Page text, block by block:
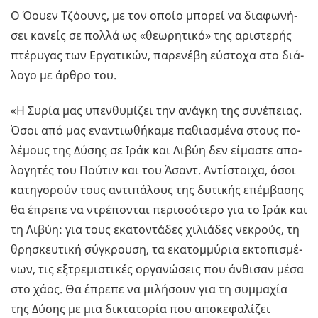
Ο Όουεν Τζό­ουνς, με τον οποίο μπο­ρεί να δια­φω­νή­
σει κα­νείς σε πολλά ως «θε­ω­ρη­τι­κό» της αρι­στε­ρής
πτέ­ρυ­γας των Ερ­γα­τι­κών, πα­ρε­νέ­βη εύ­στο­χα στο διά­
λο­γο με άρθρο του.
«Η Συρία μας υπεν­θυ­μί­ζει την ανά­γκη της συ­νέ­πειας.
Όσοι από μας ενα­ντιω­θή­κα­με πα­θια­σμέ­να στους πο­
λέ­μους της Δύσης σε Ιράκ και Λιβύη δεν εί­μα­στε απο­
λο­γη­τές του Πού­τιν και του Άσαντ. Αντί­στοι­χα, όσοι
κα­τη­γο­ρούν τους αντι­πά­λους της δυ­τι­κής επέμ­βα­σης
θα έπρε­πε να ντρέ­πο­νται πε­ρισ­σό­τε­ρο για το Ιράκ και
τη Λιβύη: για τους εκα­το­ντά­δες χι­λιά­δες νε­κρούς, τη
θρη­σκευ­τι­κή σύ­γκρου­ση, τα εκα­τομ­μύ­ρια εκτο­πι­σμέ­
νων, τις εξ­τρε­μι­στι­κές ορ­γα­νώ­σεις που άν­θι­σαν μέσα
στο χάος. Θα έπρε­πε να μι­λή­σουν για τη συμ­μα­χία
της Δύσης με μια δι­κτα­το­ρία που απο­κε­φα­λί­ζει